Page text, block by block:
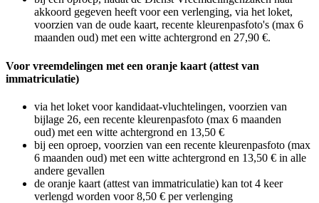
akkoord gegeven heeft voor een verlenging, via het loket,
voorzien van de oude kaart, recente kleurenpasfoto's (max 6
maanden oud) met een witte achtergrond en 27,90 €.
Voor vreemdelingen met een oranje kaart (attest van
immatriculatie)
via het loket voor kandidaat-vluchtelingen, voorzien van
bijlage 26, een recente kleurenpasfoto (max 6 maanden
oud) met een witte achtergrond en 13,50 €
bij een oproep, voorzien van een recente kleurenpasfoto (max
6 maanden oud) met een witte achtergrond en 13,50 € in alle
andere gevallen
de oranje kaart (attest van immatriculatie) kan tot 4 keer
verlengd worden voor 8,50 € per verlenging